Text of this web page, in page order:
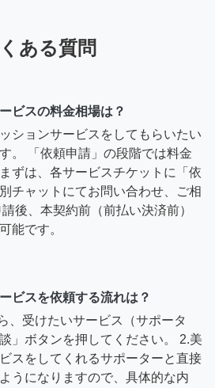
ある質問
ビスの料金相場は？
ションサービスをしてもらいたい
。 「依頼申請」の段階では料金
ずは、各サービスチケットに「依
チャットにてお問い合わせ、ご相
後、本契約前（前払い決済前）
能です。
ビスを依頼する流れは？
、受けたいサービス（サポータ
」ボタンを押してください。 2.美
スをしてくれるサポーターと直接
うになりますので、具体的な内